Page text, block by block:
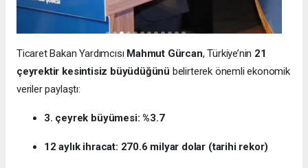
Ticaret Bakan Yardımcısı Mahmut Gürcan, Türkiye’nin 21
çeyrektir kesintisiz büyüdüğünü belirterek önemli ekonomik
veriler paylaştı:
3. çeyrek büyümesi: %3.7
12 aylık ihracat: 270.6 milyar dolar (tarihi rekor)